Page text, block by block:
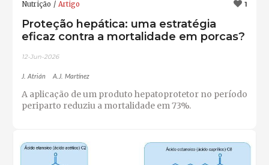
1
Nutrição Artigo
Proteção hepática: uma estratégia
eficaz contra a mortalidade em porcas?
12-Jun-2026
J. Atrián A.J. Martínez
A aplicação de um produto hepatoprotetor no período
periparto reduziu a mortalidade em 73%.